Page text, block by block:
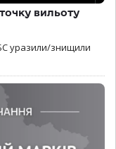
вильоту
уразили/знищили